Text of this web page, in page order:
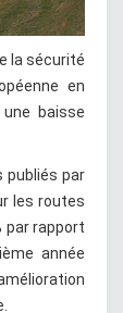
la sécurité
en
baisse
publiés par
les routes
par rapport
année